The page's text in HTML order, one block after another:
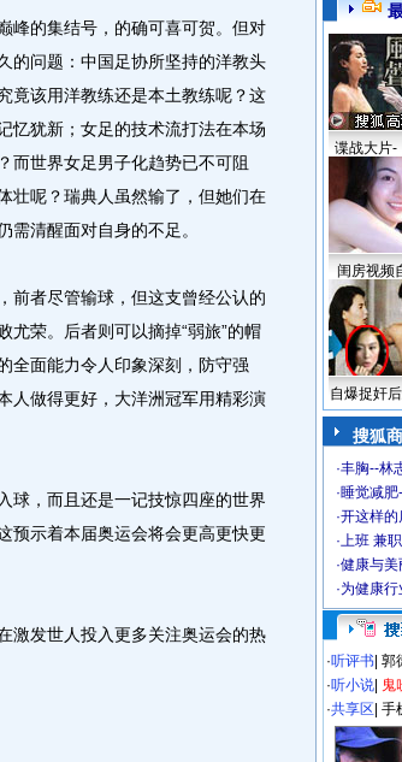
的集结号，的确可喜可贺。但对
的问题：中国足协所坚持的洋教头
竟该用洋教练还是本土教练呢？这
忆犹新；女足的技术流打法在本场
而世界女足男子化趋势已不可阻
壮呢？瑞典人虽然输了，但她们在
清醒面对自身的不足。
者尽管输球，但这支曾经公认的
尤荣。后者则可以摘掉“弱旅”的帽
全面能力令人印象深刻，防守强
人做得更好，大洋洲冠军用精彩演
，而且还是一记技惊四座的世界
预示着本届奥运会将会更高更快更
发世人投入更多关注奥运会的热
谍战大片-
闺房视频
自爆捉奸
搜狐
·丰胸--林
·睡觉减
·开这样
·上班 兼
·健康与美
·为健康
·听评书 郭
·听小说 鬼
·共享区 手